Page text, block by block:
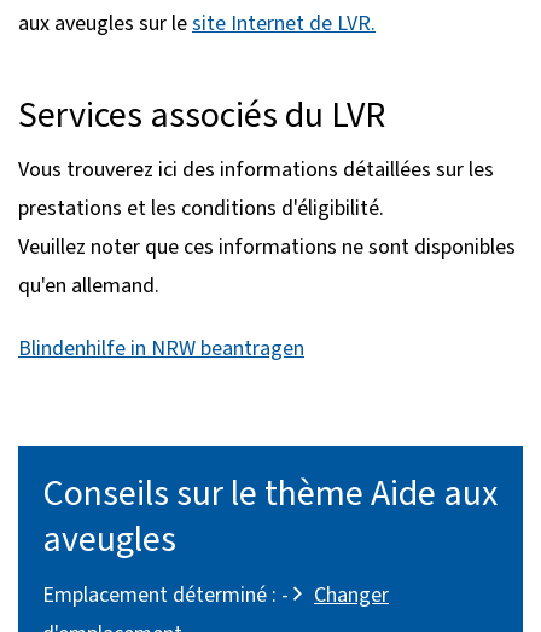
aux aveugles sur lesite Internet de LVR.
Services associés du LVR
Vous trouverez ici des informations détaillées sur les
prestations et les conditions d'éligibilité.
Veuillez noter que ces informations ne sont disponibles
qu'en allemand.
Blindenhilfe in NRW beantragen
Conseils sur le thème Aide aux
aveugles
Emplacement déterminé : -
Changer